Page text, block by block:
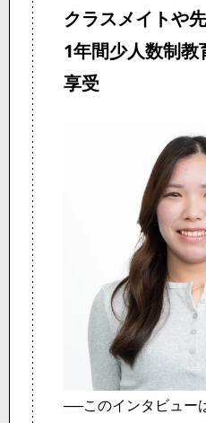
クラスメイトや
1年間少人数制教
享受
──このインタビュー